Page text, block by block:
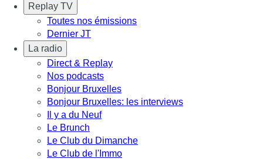
Replay TV
Toutes nos émissions
Dernier JT
La radio
Direct & Replay
Nos podcasts
Bonjour Bruxelles
Bonjour Bruxelles: les interviews
Il y a du Neuf
Le Brunch
Le Club du Dimanche
Le Club de l'Immo